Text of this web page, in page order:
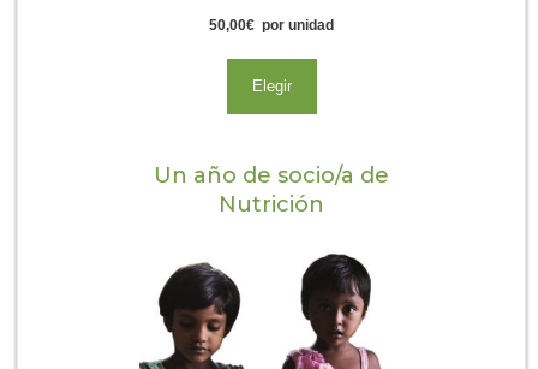
50,00€ por unidad
Elegir
Un año de socio/a de
Nutrición